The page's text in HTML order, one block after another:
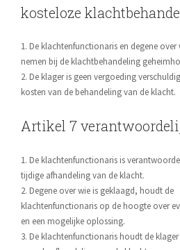
kosteloze
1. De klachtenfunctionaris en degene over
nemen bij de klachtbehandeling
2. De klager is geen vergoeding
kosten van de behandeling van de klacht.
Artikel 7
1. De klachtenfunctionaris is
tijdige afhandeling van de klacht.
2. Degene over wie is geklaagd, houdt de
klachtenfunctionaris op de hoogte over
en een mogelijke oplossing.
3. De klachtenfunctionaris houdt de